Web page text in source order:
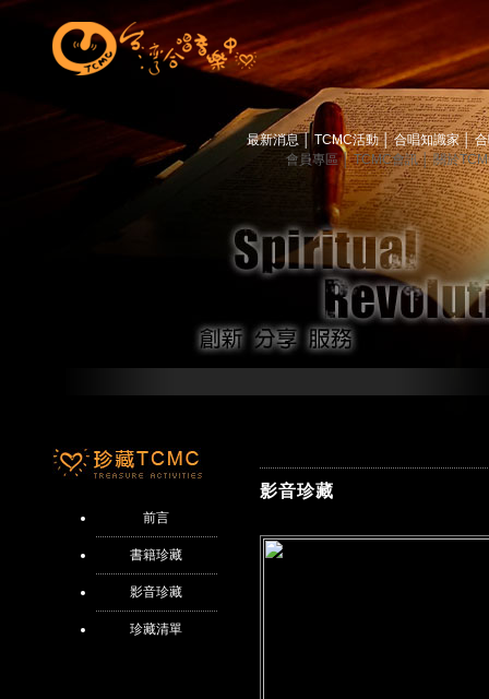
最新消息 TCMC活動│ 合唱知識家│
會員專區│ TCMC會訊│ 關於
前言
書籍珍藏
影音珍藏
珍藏清單
影音珍藏